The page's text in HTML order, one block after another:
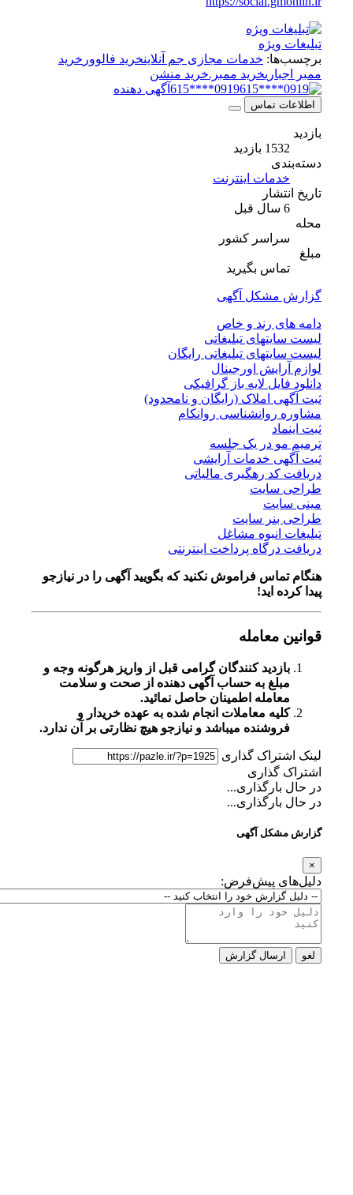
تبلیغات ویژه
برچسب‌ها:خدمات مجازی جم آنلاینخرید فالوورخرید
ممبر اجباری
خرید ممبر.خرید منشن
0919****615
آگهی دهنده
اطلاعات تماس
دسته‌بندی
خدمات اینترنت
تاریخ انتشار
سراسر کشور
تماس بگیرید
گزارش مشکل آگهی
دامه های رند و خاص
لیست سایتهای تبلیغاتی
لیست سایتهای تبلیغاتی رایگان
لوازم آرایش اورجینال
دانلود فایل لایه باز گرافیکی
ثبت آگهی املاک (رایگان و نامحدود)
مشاوره روانشناسی روانکام
ثبت اینماد
ترمیم مو در یک جلسه
ثبت آگهی خدمات آرایشی
دریافت کد رهگیری مالیاتی
طراحی سایت
مینی سایت
طراحی بنر سایت
تبلیغات انبوه مشاغل
دریافت درگاه پرداخت اینترنتی
هنگام تماس فراموش نکنید که بگویید آگهی را در نیازجو
پیدا کرده اید!
قوانین معامله
بازدید کنندگان گرامی قبل از واریز هرگونه وجه و
مبلغ به حساب آگهی دهنده از صحت و سلامت
معامله اطمینان حاصل نمائید.
کلیه معاملات انجام شده به عهده خریدار و
فروشنده میباشد و نیازجو هیچ نظارتی بر آن ندارد.
لینک اشتراک گذاری
اشتراک گذاری
در حال بارگذاری...
در حال بارگذاری...
گزارش مشکل آگهی
دلیل‌های پیش‌فرض:
ارسال گزارش